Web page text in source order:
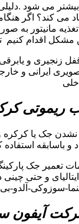
می شود .دلیلی
اگر
مانیتور به
اقدام کنیم تا
زنجیری و
ایرانی و
ریموتی
جک یا کرکره
باسابقه
جک
و حتی
سوزوکی-
آیفون